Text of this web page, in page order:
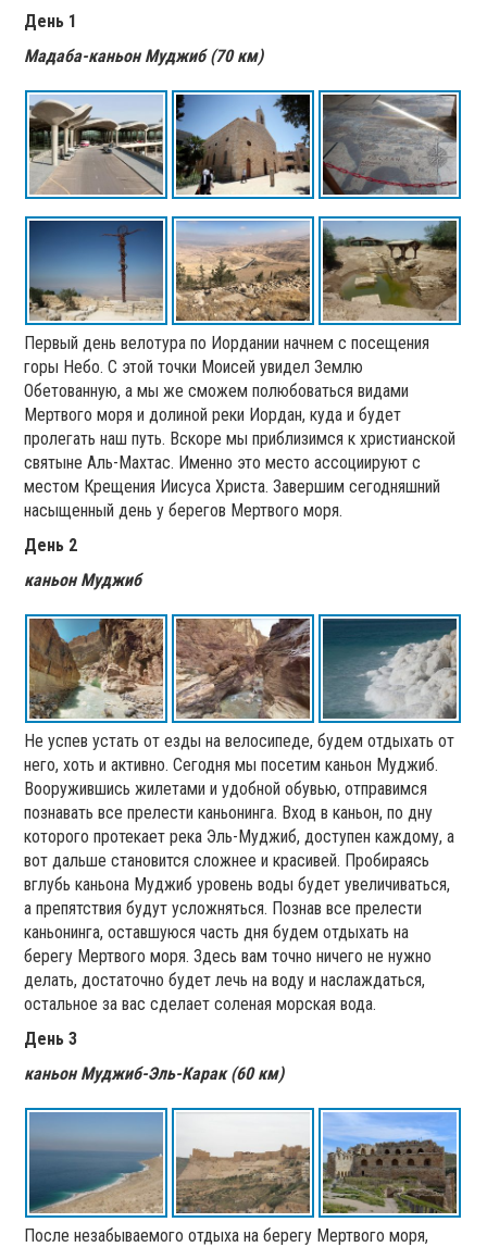
День 1
Мадаба-каньон Муджиб (70 км)
Первый день велотура по Иордании начнем с посещения
горы Небо. С этой точки Моисей увидел Землю
Обетованную, а мы же сможем полюбоваться видами
Мертвого моря и долиной реки Иордан, куда и будет
пролегать наш путь. Вскоре мы приблизимся к христианской
святыне Аль-Махтас. Именно это место ассоциируют с
местом Крещения Иисуса Христа. Завершим сегодняшний
насыщенный день у берегов Мертвого моря.
День 2
каньон Муджиб
Не успев устать от езды на велосипеде, будем отдыхать от
него, хоть и активно. Сегодня мы посетим каньон Муджиб.
Вооружившись жилетами и удобной обувью, отправимся
познавать все прелести каньонинга. Вход в каньон, по дну
которого протекает река Эль-Муджиб, доступен каждому, а
вот дальше становится сложнее и красивей. Пробираясь
вглубь каньона Муджиб уровень воды будет увеличиваться,
а препятствия будут усложняться. Познав все прелести
каньонинга, оставшуюся часть дня будем отдыхать на
берегу Мертвого моря. Здесь вам точно ничего не нужно
делать, достаточно будет лечь на воду и наслаждаться,
остальное за вас сделает соленая морская вода.
День 3
каньон Муджиб-Эль-Карак (60 км)
После незабываемого отдыха на берегу Мертвого моря,